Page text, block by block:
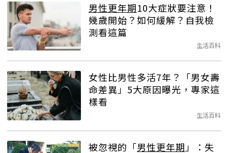
男性更年期10大症狀要注意！
幾歲開始？如何緩解？自我檢
測看這篇
生活百科
女性比男性多活7年？「男女壽
命差異」5大原因曝光，專家這
樣看
生活百科
被忽視的「男性更年期 」：失